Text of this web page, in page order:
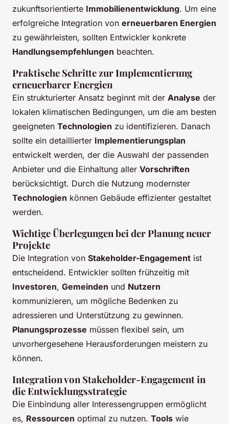
zukunftsorientierte Immobilienentwicklung. Um eine
erfolgreiche Integration von erneuerbaren Energien
zu gewährleisten, sollten Entwickler konkrete
Handlungsempfehlungen beachten.
Praktische Schritte zur Implementierung
erneuerbarer Energien
Ein strukturierter Ansatz beginnt mit der Analyse der
lokalen klimatischen Bedingungen, um die am besten
geeigneten Technologien zu identifizieren. Danach
sollte ein detaillierter Implementierungsplan
entwickelt werden, der die Auswahl der passenden
Anbieter und die Einhaltung aller Vorschriften
berücksichtigt. Durch die Nutzung modernster
Technologien können Gebäude effizienter gestaltet
werden.
Wichtige Überlegungen bei der Planung neuer
Projekte
Die Integration von Stakeholder-Engagement ist
entscheidend. Entwickler sollten frühzeitig mit
Investoren, Gemeinden und Nutzern
kommunizieren, um mögliche Bedenken zu
adressieren und Unterstützung zu gewinnen.
Planungsprozesse müssen flexibel sein, um
unvorhergesehene Herausforderungen meistern zu
können.
Integration von Stakeholder-Engagement in
die Entwicklungsstrategie
Die Einbindung aller Interessengruppen ermöglicht
es, Ressourcen optimal zu nutzen. Tools wie